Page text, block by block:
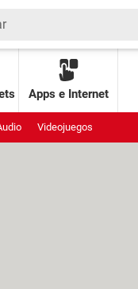
Apps e Internet
Videojuegos